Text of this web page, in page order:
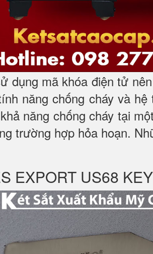
dụng mã khóa điện tử
năng chống cháy và hệ
năng chống cháy tại
trường hợp hỏa hoạn.
EXPORT US68 KEY